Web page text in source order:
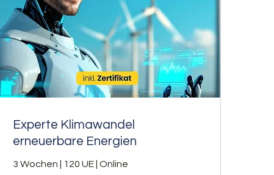
Experte Klimawandel
erneuerbare Energien
3 Wochen | 120 UE | Online